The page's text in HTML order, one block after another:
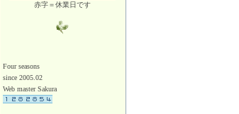
赤字＝休業日です
Four seasons
since 2005.02
Web master Sakura